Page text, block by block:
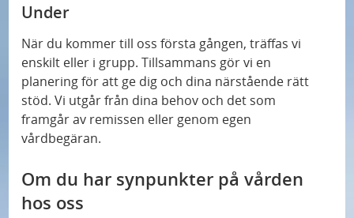
Under
När du kommer till oss första gången, träffas vi
enskilt eller i grupp. Tillsammans gör vi en
planering för att ge dig och dina närstående rätt
stöd. Vi utgår från dina behov och det som
framgår av remissen eller genom egen
vårdbegäran.
Om du har synpunkter på vården
hos oss